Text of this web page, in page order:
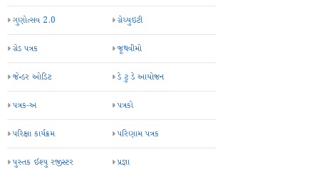
ગુણોત્સવ 2.0 ગ્રેચ્યુઇટી
ગ્રેડ પત્રક જૂથવીમો
જેન્ડર ઓડિટ ડે ટુ ડે આયોજન
પત્રક-અ પત્રકો
પરિક્ષા કાર્યક્રમ પરિણામ પત્રક
પુસ્તક ઈશ્યુ રજીસ્ટર પ્રજ્ઞા